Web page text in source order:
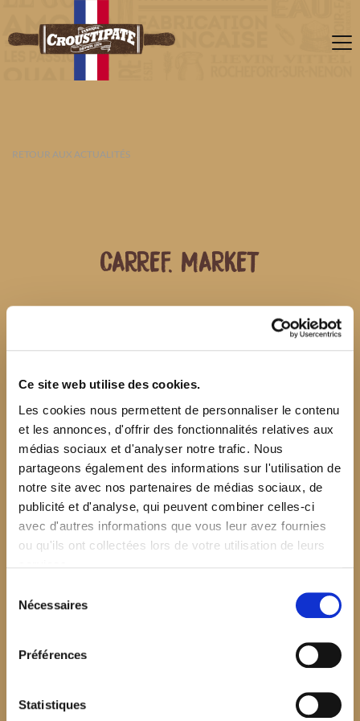
Ce site web utilise des cookies.
Les cookies nous permettent de personnaliser le contenu
et les annonces, d'offrir des fonctionnalités relatives aux
médias sociaux et d'analyser notre trafic. Nous
partageons également des informations sur l'utilisation de
notre site avec nos partenaires de médias sociaux, de
publicité et d'analyse, qui peuvent combiner celles-ci
avec d'autres informations que vous leur avez fournies
ou qu'ils ont collectées lors de votre utilisation de leurs
Nécessaires
Préférences
Statistiques
RETOUR AUX ACTUALITÉS
CARREF. MARKET